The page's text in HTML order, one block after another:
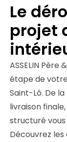
Le
projet
ASSELIN
étape de
Saint-Lô. De
livraison
structuré
Découvrez